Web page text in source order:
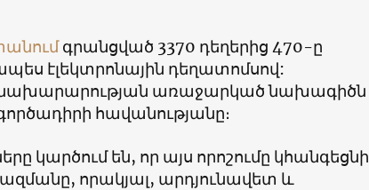
գրանցված 3370 դեղերից 470-ը
էլեկտրոնային դեղատոմսով:
առաջարկած նախագիծն
հավանությանը։
կարծում են, որ այս որոշումը կհանգեցնի
որակյալ, արդյունավետ և